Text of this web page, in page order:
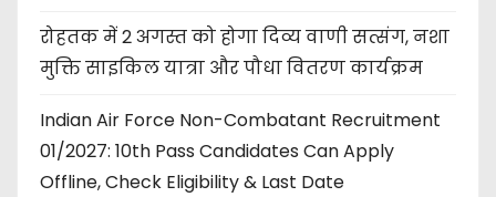
रोहतक में 2 अगस्त को होगा दिव्य वाणी सत्संग, नशा
मुक्ति साइकिल यात्रा और पौधा वितरण कार्यक्रम
Indian Air Force Non-Combatant Recruitment
01/2027: 10th Pass Candidates Can Apply
Offline, Check Eligibility & Last Date